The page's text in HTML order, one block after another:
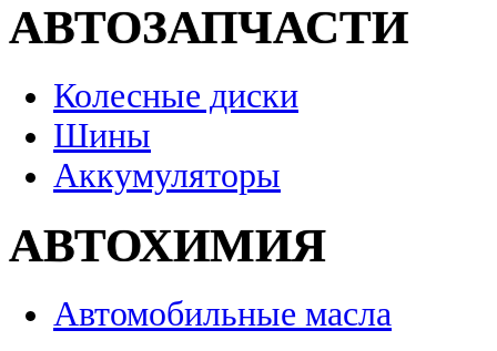
АВТОЗАПЧАСТИ
Колесные диски
Шины
Аккумуляторы
АВТОХИМИЯ
Автомобильные масла